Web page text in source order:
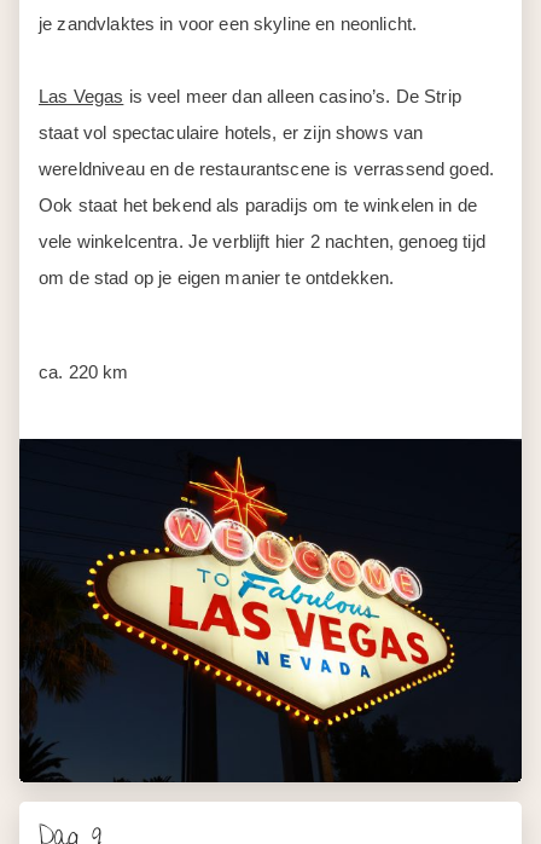
Dag 9
Een volle dag om Las Vegas in je eigen tempo te
verkennen. Wandel over The Strip langs de architectuur
van Caesars Palace, het Parijse decor van Paris Las
Vegas en de gondels van The Venetian. ’s Avonds kleurt
de stad in neon en is de sfeer op zijn best.
Ook het oude centrum, rondom Fremont Street, is de
moeite waard om rond te wandelen met een enorme
LED-overkapping, livemuziek en een levendige, iets